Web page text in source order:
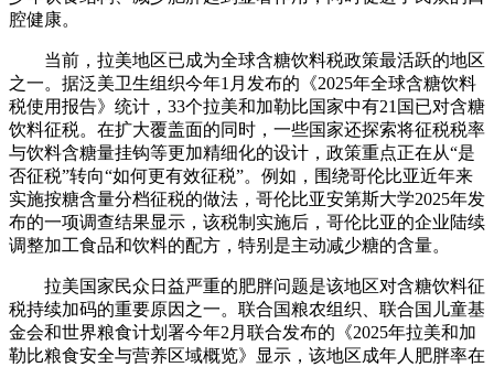
腔健康。
当前，拉美地区已成为全球含糖饮料税政策最活跃的地区
之一。据泛美卫生组织今年1月发布的《2025年全球含糖饮料
税使用报告》统计，33个拉美和加勒比国家中有21国已对含糖
饮料征税。在扩大覆盖面的同时，一些国家还探索将征税税率
与饮料含糖量挂钩等更加精细化的设计，政策重点正在从“是
否征税”转向“如何更有效征税”。例如，围绕哥伦比亚近年来
实施按糖含量分档征税的做法，哥伦比亚安第斯大学2025年发
布的一项调查结果显示，该税制实施后，哥伦比亚的企业陆续
调整加工食品和饮料的配方，特别是主动减少糖的含量。
拉美国家民众日益严重的肥胖问题是该地区对含糖饮料征
税持续加码的重要原因之一。联合国粮农组织、联合国儿童基
金会和世界粮食计划署今年2月联合发布的《2025年拉美和加
勒比粮食安全与营养区域概览》显示，该地区成年人肥胖率在